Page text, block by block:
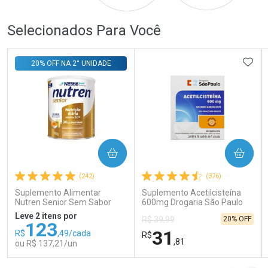
Selecionados Para Você
(242)
Suplemento Alimentar
Nutren Senior Sem Sabor
740g
20% OFF NA 2° UNIDADE
Leve 2 itens por
R$123,49/cada
ou R$ 137,21/un
COMPRAR
(376)
Suplemento Acetilcisteína
600mg Drogaria São Paulo
R$ 39,99
R$31 ,81
20% OFF
COMPRAR